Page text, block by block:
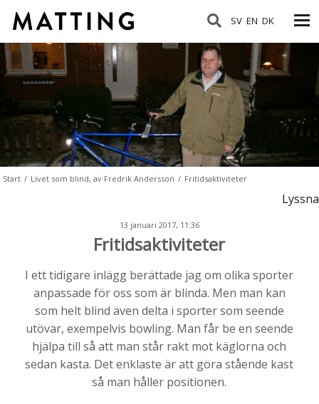
SV EN DK
Start / Livet som blind, av Fredrik Andersson / Fritidsaktiviteter
Lyssna
13 januari 2017, 11:36
Fritidsaktiviteter
I ett tidigare inlägg berättade jag om olika sporter
anpassade för oss som är blinda. Men man kan
som helt blind även delta i sporter som seende
utövar, exempelvis bowling. Man får be en seende
hjälpa till så att man står rakt mot käglorna och
sedan kasta. Det enklaste är att göra stående kast
så man håller positionen.